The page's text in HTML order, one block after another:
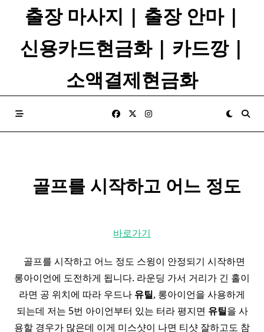
출장 마사지 | 출장 안마 |
신용카드현금화 | 카드깡 |
소액결제현금화
​ ​ 골프를 시작하고 어느 정도
바로가기
​ ​ 골프를 시작하고 어느 정도 스윙이 안정되기 시작하면
롱아이언에 도전하게 됩니다. 라운딩 가서 거리가 긴 홀이
라면 공 위치에 따라 우드나 유틸, 롱아이언을 사용하게
되는데 저는 5번 아이언부터 있는 터라 평지면 유틸을 사
용할 경우가 많은데 이게 미스샷이 나면 티샷 잘하고도 참